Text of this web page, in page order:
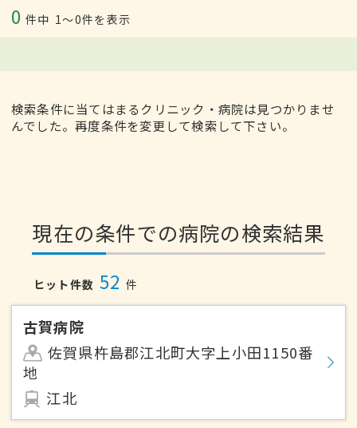
0 件中 1〜0件を表示
検索条件に当てはまるクリニック・病院は見つかりませ
んでした。再度条件を変更して検索して下さい。
現在の条件での病院の検索結果
ヒット件数 52 件
古賀病院
佐賀県杵島郡江北町大字上小田1150番
地
江北